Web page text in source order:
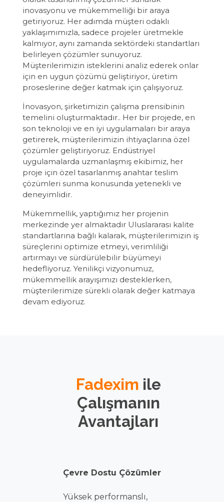
inovasyonu ve mükemmelliği bir araya
getiriyoruz. Her adımda müşteri odaklı
yaklaşımımızla, sadece projeler üretmekle
kalmıyor, aynı zamanda sektördeki standartları
belirleyen çözümler sunuyoruz.
Müşterilerimizin isteklerini analiz ederek onlar
için en uygun çözümü geliştiriyor, üretim
proseslerine değer katmak için çalışıyoruz.
İnovasyon, şirketimizin çalışma prensibinin
temelini oluşturmaktadır.. Her bir projede, en
son teknoloji ve en iyi uygulamaları bir araya
getirerek, müşterilerimizin ihtiyaçlarına özel
çözümler geliştiriyoruz. Endüstriyel
uygulamalarda uzmanlaşmış ekibimiz, her
proje için özel tasarlanmış anahtar teslim
çözümleri sunma konusunda yetenekli ve
deneyimlidir.
Mükemmellik, yaptığımız her projenin
merkezinde yer almaktadır Uluslararası kalite
standartlarına bağlı kalarak, müşterilerimizin iş
süreçlerini optimize etmeyi, verimliliği
artırmayı ve sürdürülebilir büyümeyi
hedefliyoruz. Yenilikçi vizyonumuz,
mükemmellik arayışımızı desteklerken,
müşterilerimize sürekli olarak değer katmaya
devam ediyoruz.
Fadexim ile
Çalışmanın
Avantajları
Sürdürülebilir Büyüme
Sürekli gelişim ve müşteri odaklı